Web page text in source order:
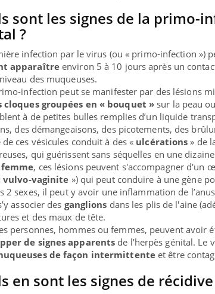
sont les signes de la primo-
?
infection par le virus (ou « primo-infection »)
apparaîtreenviron 5 à 10 jours après un
des muqueuses.
infection peut se manifester par des lésions
groupées en « bouquet »sur la peau
à de petites bulles remplies d’un liquide
des démangeaisons, des picotements, des
ces vésicules conduit à des « ulcérations» de
qui guérissent sans séquelles en une
femme, ces lésions peuvent s'accompagner d'un
vulvo-vaginite ») qui peut conduire à une gène
2 sexes, il peut y avoir une inflammation de
associer des ganglions dans les plis de l'aine
et des maux de tête.
personnes, hommes ou femmes, peuvent avoir
de signes apparents de l’herpès génital. Le
de façon intermittenteet être
en sont les signes de